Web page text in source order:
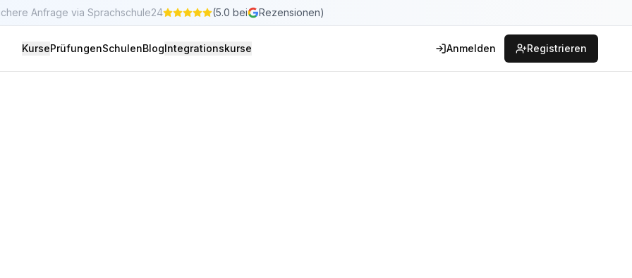
Anfrage via Sprachschule24 (5.0 bei Rezensionen)
KursePrüfungenSchulenBlogIntegrationskurse Anmelden Registrieren